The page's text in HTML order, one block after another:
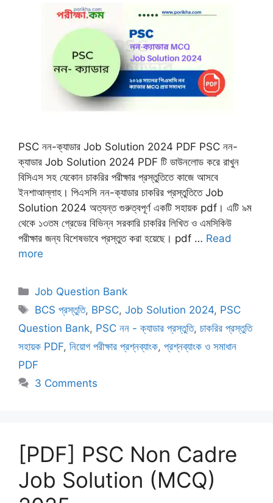
PSC নন-ক্যাডার Job Solution 2024 PDF PSC নন-
ক্যাডার Job Solution 2024 PDF টি ডাউনলোড করে রাখুন
বিসিএস সহ যেকোন চাকরির পরীক্ষার প্রস্তুতিতে কাজে আসবে
ইনশাআল্লাহ। পিএসসি নন-ক্যাডার চাকরির প্রস্তুতিতে Job
Solution 2024 অত্যন্ত গুরুত্বপূর্ণ একটি সহায়ক pdf। এটি ৯ম
থেকে ১৩তম গ্রেডের বিভিন্ন সরকারি চাকরির লিখিত ও এমসিকিউ
পরীক্ষার জন্য বিশেষভাবে প্রস্তুত করা হয়েছে। pdf … Read
more
Categories
Job Question Bank
Tags
BCS প্রস্তুতি, BPSC,Job Solution 2024, PSC
Question Bank, PSC নন - ক্যাডার প্রস্তুতি, চাকরির প্রস্তুতি
সহায়ক PDF, নিয়োগ পরীক্ষার প্রশ্নব্যাংক, প্রশ্নব্যাংক ও সমাধান
PDF
3 Comments
[PDF] PSC Non Cadre
Job Solution (MCQ)